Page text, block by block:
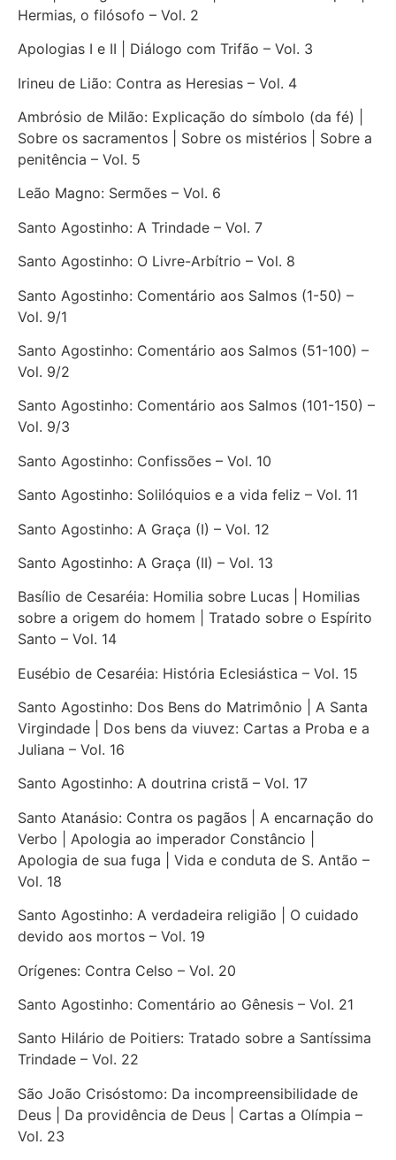
Hermias, o filósofo – Vol. 2
Apologias I e II | Diálogo com Trifão – Vol. 3
Irineu de Lião: Contra as Heresias – Vol. 4
Ambrósio de Milão: Explicação do símbolo (da fé) |
Sobre os sacramentos | Sobre os mistérios | Sobre a
penitência – Vol. 5
Leão Magno: Sermões – Vol. 6
Santo Agostinho: A Trindade – Vol. 7
Santo Agostinho: O Livre-Arbítrio – Vol. 8
Santo Agostinho: Comentário aos Salmos (1-50) –
Vol. 9/1
Santo Agostinho: Comentário aos Salmos (51-100) –
Vol. 9/2
Santo Agostinho: Comentário aos Salmos (101-150) –
Vol. 9/3
Santo Agostinho: Confissões – Vol. 10
Santo Agostinho: Solilóquios e a vida feliz – Vol. 11
Santo Agostinho: A Graça (I) – Vol. 12
Santo Agostinho: A Graça (II) – Vol. 13
Basílio de Cesaréia: Homilia sobre Lucas | Homilias
sobre a origem do homem | Tratado sobre o Espírito
Santo – Vol. 14
Eusébio de Cesaréia: História Eclesiástica – Vol. 15
Santo Agostinho: Dos Bens do Matrimônio | A Santa
Virgindade | Dos bens da viuvez: Cartas a Proba e a
Juliana – Vol. 16
Santo Agostinho: A doutrina cristã – Vol. 17
Santo Atanásio: Contra os pagãos | A encarnação do
Verbo | Apologia ao imperador Constâncio |
Apologia de sua fuga | Vida e conduta de S. Antão –
Vol. 18
Santo Agostinho: A verdadeira religião | O cuidado
devido aos mortos – Vol. 19
Orígenes: Contra Celso – Vol. 20
Santo Agostinho: Comentário ao Gênesis – Vol. 21
Santo Hilário de Poitiers: Tratado sobre a Santíssima
Trindade – Vol. 22
São João Crisóstomo: Da incompreensibilidade de
Deus | Da providência de Deus | Cartas a Olímpia –
Vol. 23